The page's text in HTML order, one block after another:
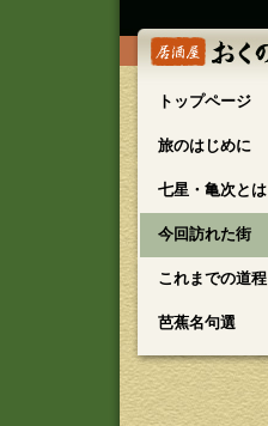
トップページ
旅のはじめに
七星・亀次とは
今回訪れた街
これまでの道程
芭蕉名句選